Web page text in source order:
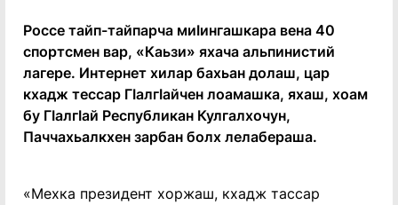
Россе тайп-тайпарча миӀингашкара вена 40
спортсмен вар, «Каьзи» яхача альпинистий
лагере. Интернет хилар бахьан долаш, цар
кхадж тессар ГӀалгӀайчен лоамашка, яхаш, хоам
бу ГӀалгӀай Республикан Кулгалхочун,
Паччахьалкхен зарбан болх лелабераша.
«Мехка президент хоржаш, кхадж тассар